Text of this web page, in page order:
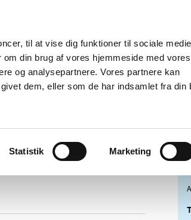
til at vise dig funktioner til sociale
din brug af vores hjemmeside med vores
og analysepartnere. Vores partnere kan
dem, eller som de har indsamlet fra din
Statistik Marketing
Nyheder Om os Kontakt
Apoteker og salg af
Medicinsk